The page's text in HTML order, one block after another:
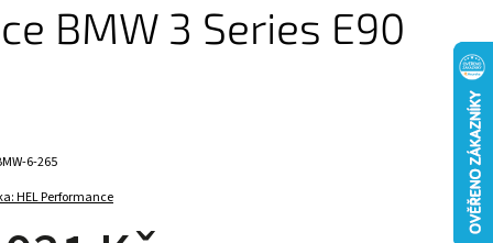
BMW 3 Series E90
HEL Performance
6-265